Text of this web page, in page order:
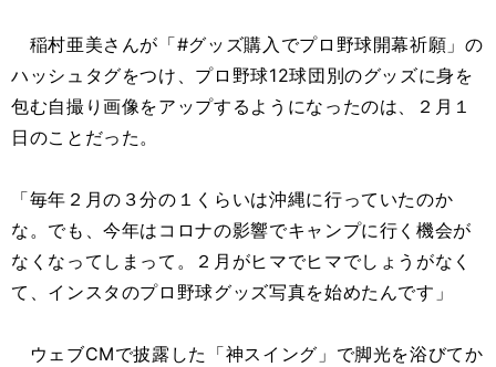
稲村亜美さんが「#グッズ購入でプロ野球開幕祈願」の
ハッシュタグをつけ、プロ野球12球団別のグッズに身を
包む自撮り画像をアップするようになったのは、２月１
日のことだった。
「毎年２月の３分の１くらいは沖縄に行っていたのか
な。でも、今年はコロナの影響でキャンプに行く機会が
なくなってしまって。２月がヒマでヒマでしょうがなく
て、インスタのプロ野球グッズ写真を始めたんです」
ウェブCMで披露した「神スイング」で脚光を浴びてか